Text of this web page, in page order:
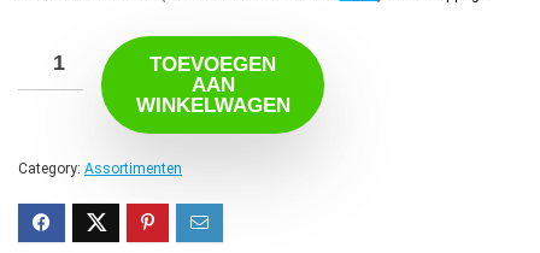
TOEVOEGEN
AAN
WINKELWAGEN
Category: Assortimenten